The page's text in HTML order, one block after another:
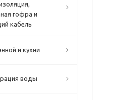
гофра и
кабель
и кухни
воды